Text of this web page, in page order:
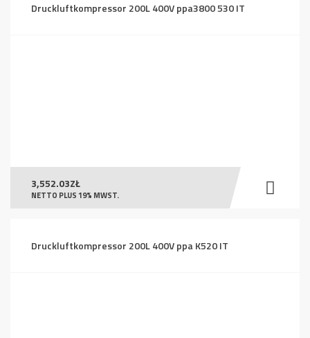
Druckluftkompressor 200L 400V ppa3800 530 IT
3,552.03ZŁ
NETTO PLUS 19% MWST.
Druckluftkompressor 200L 400V ppa K520 IT